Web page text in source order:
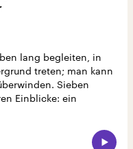
lang begleiten, in
treten; man kann
Sieben
Einblicke: ein